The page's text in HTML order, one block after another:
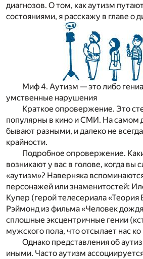
диагнозов. О том, как аутизм
состояниями, я расскажу в главе о
Миф 4. Аутизм — это либо
умственные нарушения
Краткое опровержение. Это
популярны в кино и СМИ. На самом
бывают разными, и далеко не
крайности.
Подробное опровержение.
возникают у вас в голове, когда вы
«аутизм»? Наверняка
персонажей или знаменитостей:
Купер (герой телесериала
Рэймонд из фильма «Человек
сплошные эксцентричные гении
мужского пола, что отсылает нас
Однако представления об
иными. Часто аутизм